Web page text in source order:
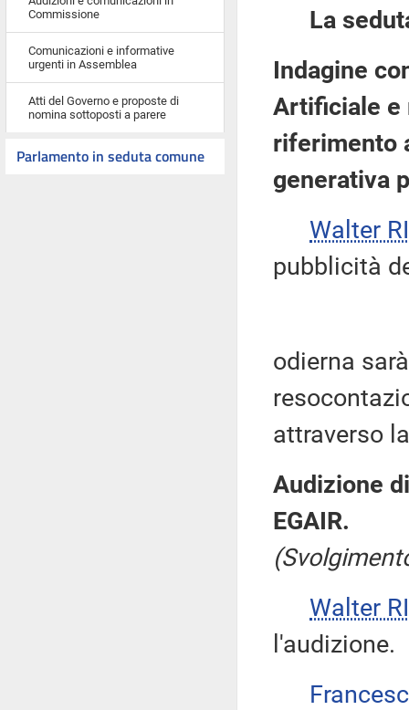
Commissione
Comunicazioni e informative
urgenti in Assemblea
Atti del Governo e proposte di
nomina sottoposti a parere
Parlamento in seduta comune
La
Indagine
Artificiale e
riferimento
generativa
Walter
pubblicità
odierna
attraverso
Audizione
EGAIR.
Walter
l'audizione.